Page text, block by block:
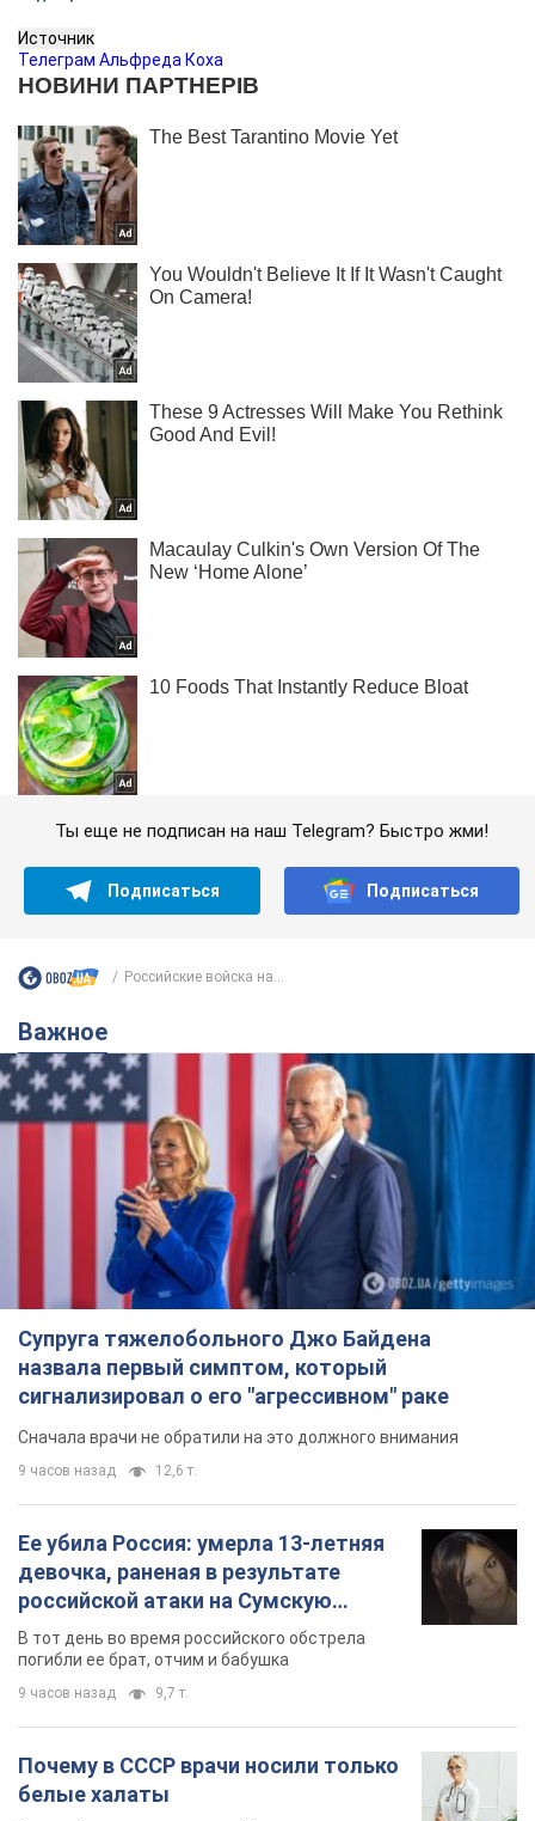
Источник
Телеграм Альфреда Коха
Ты еще не подписан на наш Telegram? Быстро жми!
Подписаться Подписаться
Российские войска на...
Важное
Супруга тяжелобольного Джо Байдена
назвала первый симптом, который
сигнализировал о его "агрессивном" раке
Сначала врачи не обратили на это должного внимания
9 часов назад 12,6 т.
Ее убила Россия: умерла 13-летняя
девочка, раненая в результате
российской атаки на Сумскую
область. Фото
В тот день во время российского обстрела
погибли ее брат, отчим и бабушка
9 часов назад 9,7 т.
Почему в СССР врачи носили только
белые халаты